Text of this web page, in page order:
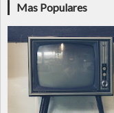
Mas Populares